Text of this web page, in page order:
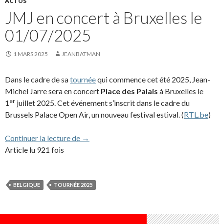
JMJ en concert à Bruxelles le
01/07/2025
1 MARS 2025 JEANBATMAN
Dans le cadre de satournéequi commence cet été 2025, Jean-
Michel Jarre sera en concert Place des Palais à Bruxelles le
1 er juillet 2025. Cet événement s’inscrit dans le cadre du
Brussels Palace Open Air, un nouveau festival estival. (RTL.be)
Continuer la lecture de JMJ en concert à Bruxelles le 01/07/
→
Article lu 921 fois
BELGIQUE TOURNÉE 2025